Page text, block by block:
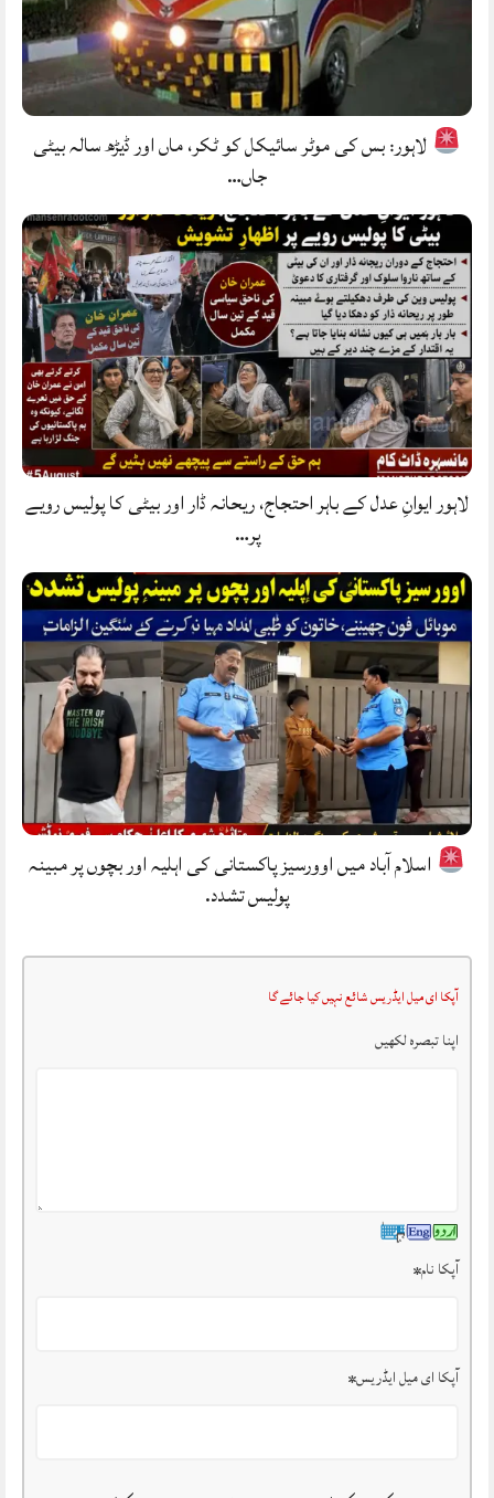
لاہور: بس کی موٹر سائیکل کو ٹکر، ماں اور ڈیڑھ سالہ بیٹی
جاں…
لاہور ایوانِ عدل کے باہر احتجاج، ریحانہ ڈار اور بیٹی کا پولیس رویے
پر…
اسلام آباد میں اوورسیز پاکستانی کی اہلیہ اور بچوں پر مبینہ
پولیس تشدد.
آپکا ای میل ایڈریس شائع نہیں کیا جائے گا
اپنا تبصرہ لکھیں
آپکا نام*
آپکا ای میل ایڈریس*